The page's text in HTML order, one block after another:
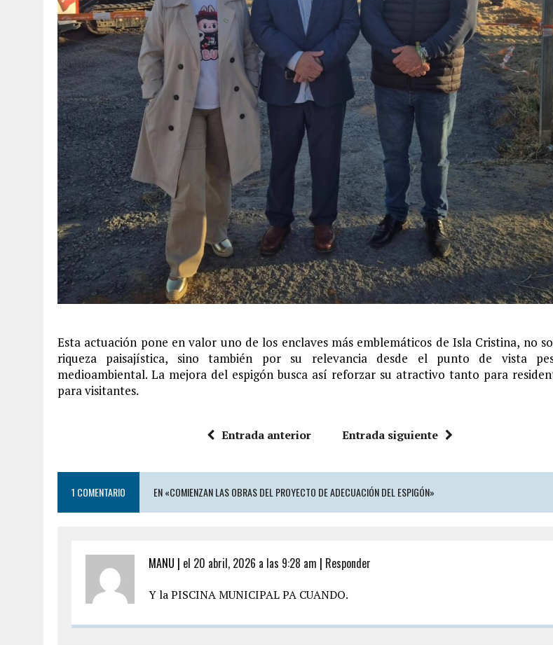
Esta actuación pone en valor uno de los enclaves más emblemáticos de Isla Cristina, no
riqueza paisajística, sino también por su relevancia desde el punto de vista
medioambiental. La mejora del espigón busca así reforzar su atractivo tanto para
para visitantes.
Entrada anterior Entrada siguiente
1 COMENTARIO EN «COMIENZAN LAS OBRAS DEL PROYECTO DE ADECUACIÓN DEL ESPIGÓN»
MANU | el 20 abril, 2026 a las 9:28 am | Responder
Y la PISCINA MUNICIPAL PA CUANDO.